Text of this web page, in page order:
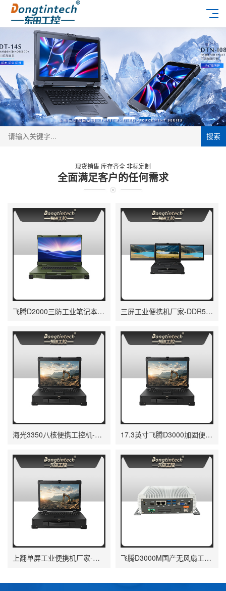
搜索
现货销售 库存齐全 非标定制
全面满足客户的任何需求
飞腾D2000三防工业笔记本-15.6英寸高亮屏|DTN-S15D8A 三屏工业便携机厂家-DDR5移动工作站|DTG-3173CU-JQ670EMC
海光3350八核便携工控机-17.3英寸加固主机|DTG-1173CU-M3350MC 17.3英寸飞腾D3000加固便携机-国产主机|DTG-1173CU-MD3KMC
上翻单屏工业便携机厂家-长续航计算机|DTG-1173CU-FD2KMCL2 飞腾D3000M国产无风扇工控机-嵌入式主机|DTB-3095-D3KM